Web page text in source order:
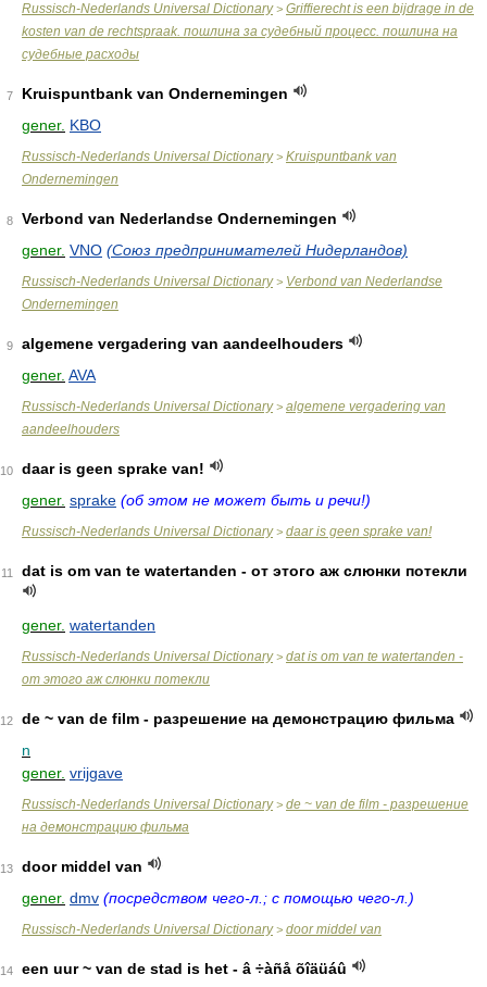
Russisch-Nederlands Universal Dictionary> Griffierecht is een bijdrage in de
kosten van de rechtspraak. пошлина за судебный процесс. пошлина на
судебные расходы
7
Kruispuntbank van Ondernemingen
gener. KBO
Russisch-Nederlands Universal Dictionary> Kruispuntbank van
Ondernemingen
8
Verbond van Nederlandse Ondernemingen
gener. VNO (Союз предпринимателей Нидерландов)
Russisch-Nederlands Universal Dictionary> Verbond van Nederlandse
Ondernemingen
9
algemene vergadering van aandeelhouders
gener. AVA
Russisch-Nederlands Universal Dictionary> algemene vergadering van
aandeelhouders
10
daar is geen sprake van!
gener. sprake (об этом не может быть и речи!)
Russisch-Nederlands Universal Dictionary> daar is geen sprake van!
11 dat is om van te watertanden - от этого аж слюнки потекли
gener. watertanden
Russisch-Nederlands Universal Dictionary> dat is om van te watertanden -
от этого аж слюнки потекли
12
de ~ van de film - разрешение на демонстрацию фильма
n
gener. vrijgave
Russisch-Nederlands Universal Dictionary> de ~ van de film - разрешение
на демонстрацию фильма
13
door middel van
gener. dmv (посредством чего-л.; с помощью чего-л.)
Russisch-Nederlands Universal Dictionary> door middel van
14 een uur ~ van de stad is het - â ÷àñå õîäüáû